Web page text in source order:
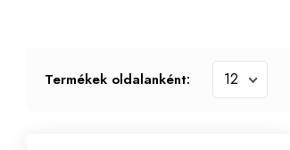
Termékek oldalanként: